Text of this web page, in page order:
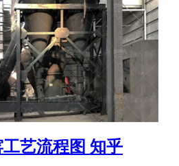
艺流程图 知乎